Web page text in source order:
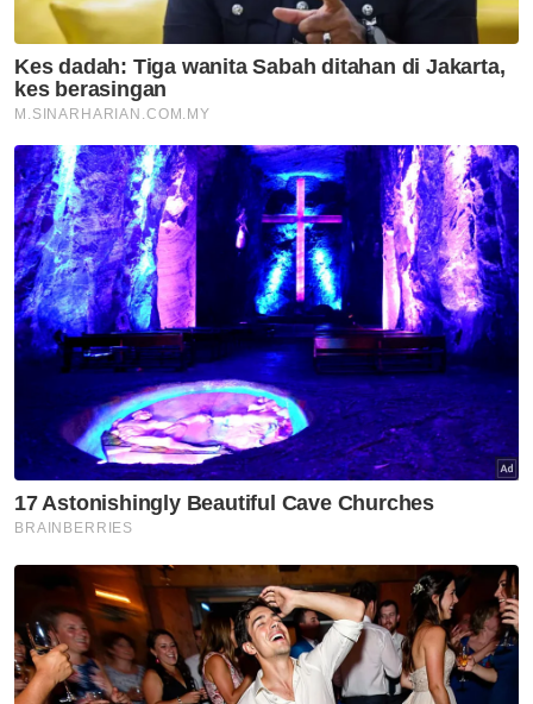
tiga ekor gajah ke Zoo Tennoji, Osaka yang
berlaku antara 2021 hingga 2022.
Empat individu dikenal pasti dalam siasatan,
awam, seorang penjawat awam yang masih
berkhidmat serta dua pemilik syarikat.
Terdahulu, Nik Nazmi yang juga bekas Ahli
Parlimen Setiawangsa menafikan sebarang
pembabitan dalam amalan rasuah yang
didakwa berkaitan pemindahan tiga gajah
berkenaan sambil menyifatkan tuduhan
tersebut tidak berasas, sekali gus mengalu-
alukan sebrang siasatan.
Muat turun aplikasi Sinar Harian.Klik di sini!
SPRM
Op DAK